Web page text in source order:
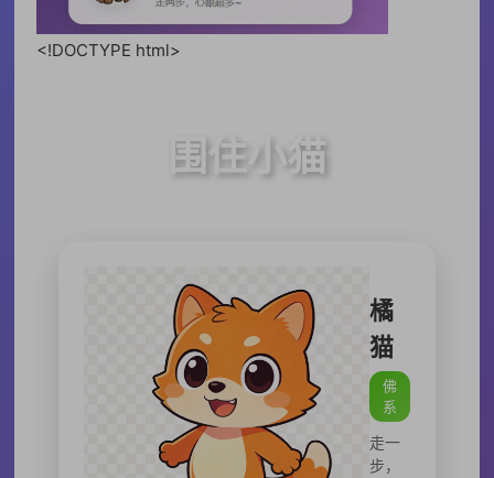
<!DOCTYPE html>
围住小猫
橘
猫
佛
系
走一
步，